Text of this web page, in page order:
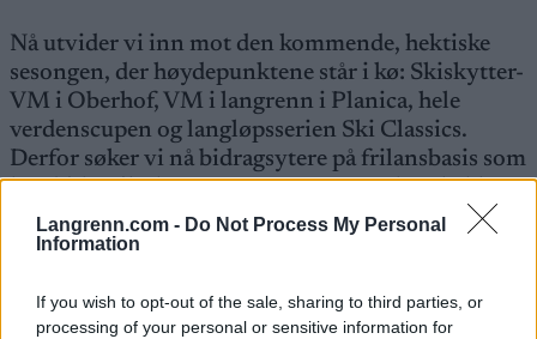
Langrenn.com - Do Not Process My Personal
Information
If you wish to opt-out of the sale, sharing to third parties, or
processing of your personal or sensitive information for
Nå utvider vi inn mot den kommende, hektiske
sesongen, der høydepunktene står i kø: Skiskytter-
VM i Oberhof, VM i langrenn i Planica, hele
verdenscupen og langløpsserien Ski Classics.
Derfor søker vi nå bidragsytere på frilansbasis som
kan bidra til å heve Langrenn.com enda et hakk.
Vi søker personer med gedigen idrettskunnskap,
kjappe og dyktige både til å skrive og til å se de